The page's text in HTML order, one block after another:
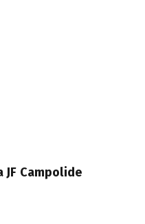
JF Campolide